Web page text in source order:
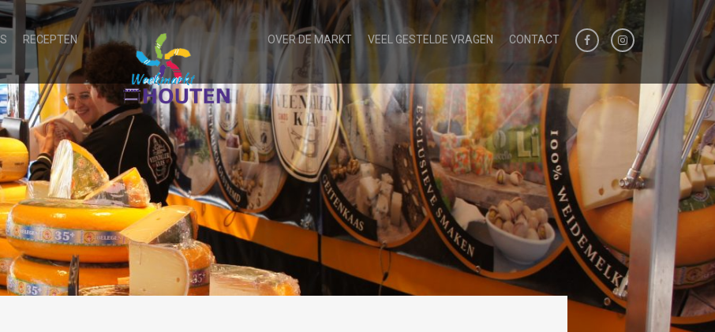
RECEPTEN OVER DE MARKT VEEL GESTELDE VRAGEN CONTACT